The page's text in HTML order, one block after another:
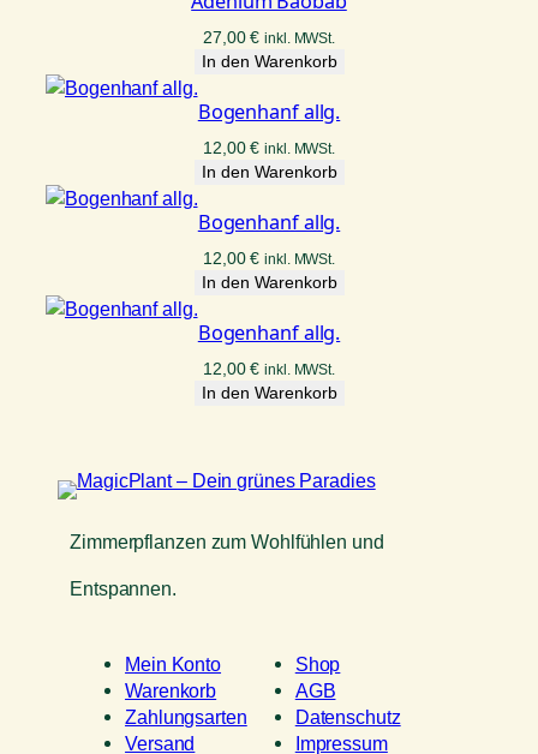
27,00€ inkl. MWSt.
In den Warenkorb
Bogenhanf allg.
12,00€ inkl. MWSt.
In den Warenkorb
Bogenhanf allg.
12,00€ inkl. MWSt.
In den Warenkorb
Bogenhanf allg.
12,00€ inkl. MWSt.
In den Warenkorb
Zimmerpflanzen zum Wohlfühlen und
Entspannen.
Mein Konto
Warenkorb
Zahlungsarten
Versand
Shop
AGB
Datenschutz
Impressum